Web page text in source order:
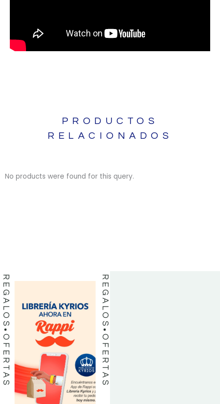
PRODUCTOS
RELACIONADOS
No products were found for this query.
REGALOS
OFERTAS
REGALOS
OFERTAS